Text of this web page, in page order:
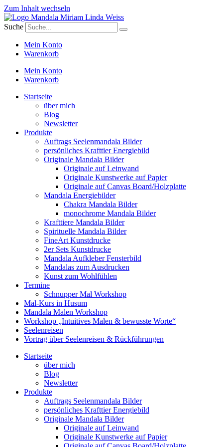
Zum Inhalt wechseln
Suche
Mein Konto
Warenkorb
Mein Konto
Warenkorb
Startseite
über mich
Blog
Newsletter
Produkte
Auftrags Seelenmandala Bilder
persönliches Krafttier Energiebild
Originale Mandala Bilder
Originale auf Leinwand
Originale Kunstwerke auf Papier
Originale auf Canvas Board/Holzplatte
Mandala Energiebilder
Chakra Mandala Bilder
monochrome Mandala Bilder
Krafttiere Mandala Bilder
Spirituelle Mandala Bilder
FineArt Kunstdrucke
2er Sets Kunstdrucke
Mandala Aufkleber Fensterbild
Mandalas zum Ausdrucken
Kunst zum Wohlfühlen
Termine
Schnupper Mal Workshop
Mal-Kurs in Husum
Mandala Malen Workshop
Workshop „Intuitives Malen & bewusste Worte“
Seelenreisen
Vortrag über Seelenreisen & Rückführungen
Startseite
über mich
Blog
Newsletter
Produkte
Auftrags Seelenmandala Bilder
persönliches Krafttier Energiebild
Originale Mandala Bilder
Originale auf Leinwand
Originale Kunstwerke auf Papier